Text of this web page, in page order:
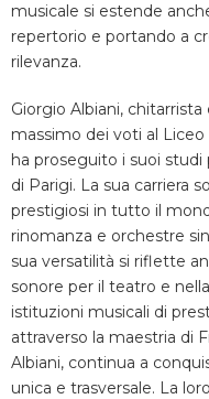
musicale si estende
repertorio e portando a
rilevanza.
Giorgio Albiani,
massimo dei voti al
ha proseguito i suoi studi
di Parigi. La sua carriera
prestigiosi in tutto il
rinomanza e orchestre
sua versatilità si riflette
sonore per il teatro e
istituzioni musicali di
attraverso la maestria di
Albiani, continua a
unica e trasversale. La